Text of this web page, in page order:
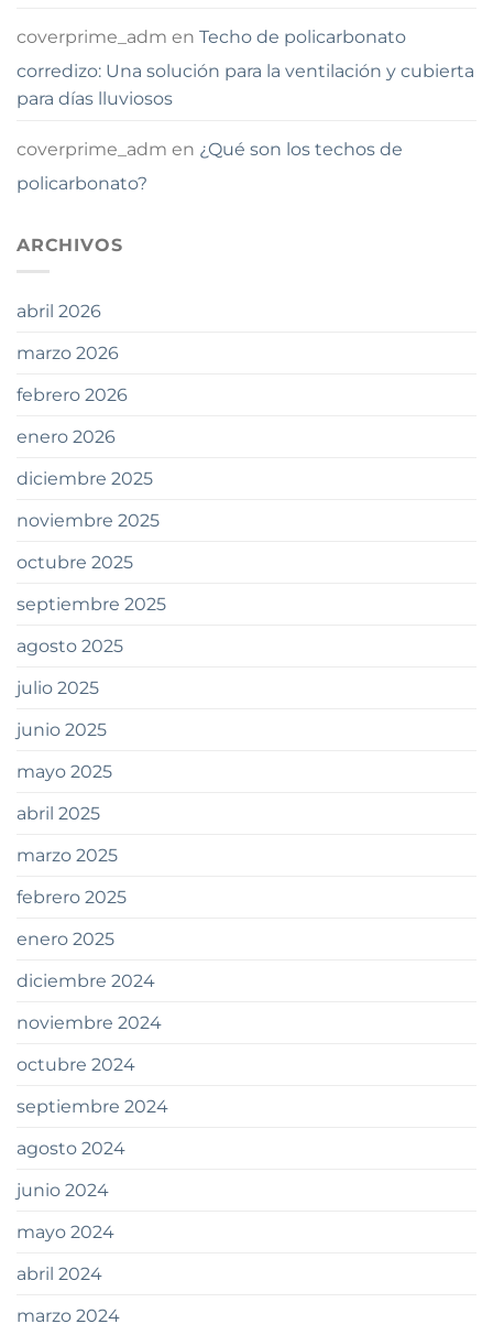
coverprime_adm en Techo de policarbonato
corredizo: Una solución para la ventilación y cubierta
para días lluviosos
coverprime_adm en ¿Qué son los techos de
policarbonato?
ARCHIVOS
abril 2026
marzo 2026
febrero 2026
enero 2026
diciembre 2025
noviembre 2025
octubre 2025
septiembre 2025
agosto 2025
julio 2025
junio 2025
mayo 2025
abril 2025
marzo 2025
febrero 2025
enero 2025
diciembre 2024
noviembre 2024
octubre 2024
septiembre 2024
agosto 2024
junio 2024
mayo 2024
abril 2024
marzo 2024